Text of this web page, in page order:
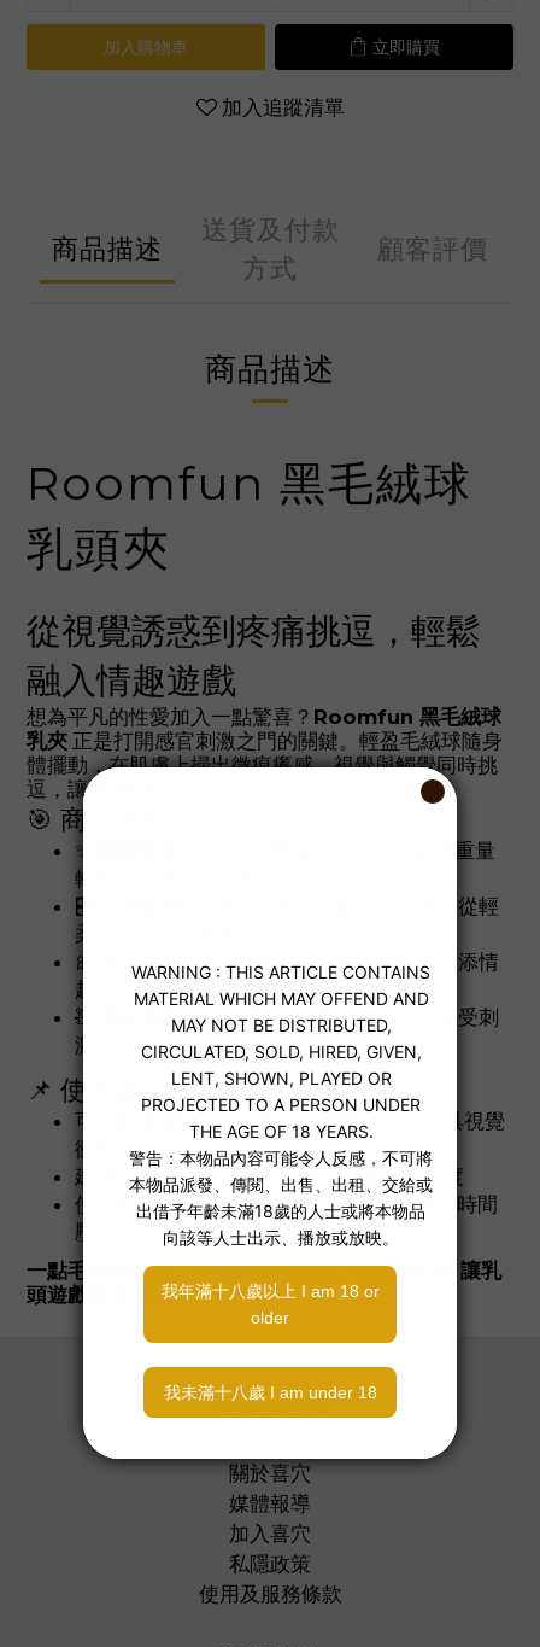
加入購物車 立即購買
加入追蹤清單
商品描述
送貨及付款
方式
顧客評價
商品描述
Roomfun 黑毛絨球
乳頭夾
從視覺誘惑到疼痛挑逗，輕鬆
融入情趣遊戲
想為平凡的性愛加入一點驚喜？ Roomfun 黑毛絨球
乳夾 正是打開感官刺激之門的關鍵。輕盈毛絨球隨身
體擺動，在肌膚上掃出微痕癢感，視覺與觸覺同時挑
逗，讓情慾悄悄升溫。
🎯 商品特色：
✨
— 相較金屬鍊條款式，毛絨球重量
輕盈，不造成拉扯負擔
🎛️
— 隨個人喜好調整夾緊程度，從輕
柔到火辣皆可掌控
🎀
高顏值設計— 搖擺毛毛球吸睛迷人，增添情
趣氛圍
🧸
適合新手— 初次探索也能輕鬆上手，感受刺
激不壓力
📌 使用建議：
可搭配情趣內衣或角色扮演服裝使用，更具視覺
衝擊
建議與伴侶事前溝通，漸進式調整壓力強度
使用時間建議控制在 15～30 分鐘，避免長時間
壓迫
一點毛絨的挑逗，一抹火辣的刺激，Roomfun 讓乳
頭遊戲更有層次。
關於我們
關於喜穴
媒體報導
加入喜穴
私隱政策
使用及服務條款